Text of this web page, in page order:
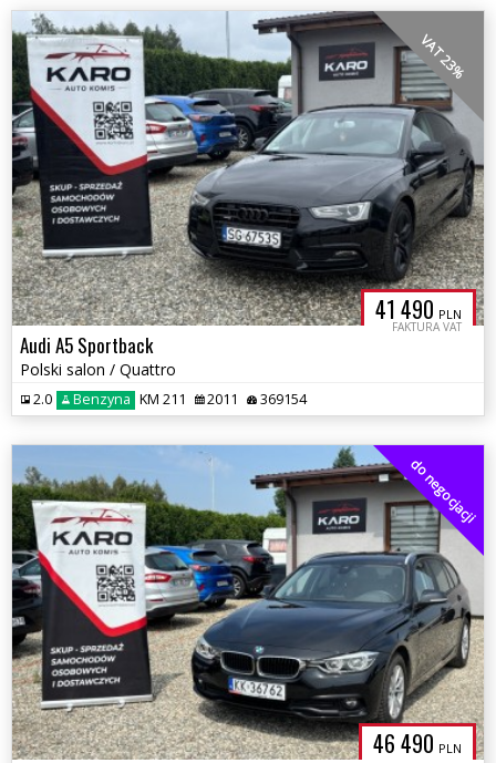
41 490 PLN
FAKTURA VAT
VAT 23%
Audi A5 Sportback
Polski salon / Quattro
2.0 Benzyna KM 211 2011 369154
46 490 PLN
do negocjacji